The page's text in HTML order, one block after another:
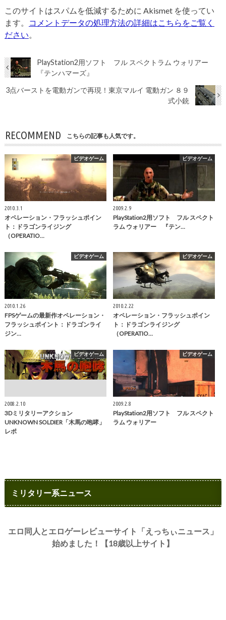
このサイトはスパムを低減するために Akismet を使ってい
ます。
コメントデータの処理方法の詳細はこちらをご覧く
ださい。
PlayStation2用ソフト フル スペクトラム ウォリアー
『テンハマーズ』
3点バーストを電動ガンで再現！東京マルイ 電動ガン ８９
式小銃
RECOMMEND こちらの記事も人気です。
ビデオゲーム
2010.3.1
オペレーション・フラッシュポイン
ト：ドラゴンライジング
（OPERATIO…
ビデオゲーム
2009.2.9
PlayStation2用ソフト フル スペクト
ラム ウォリアー 『テン…
ビデオゲーム
2010.1.26
FPSゲームの最新作オペレーション・
フラッシュポイント：ドラゴンライ
ジン…
ビデオゲーム
2010.2.22
オペレーション・フラッシュポイン
ト：ドラゴンライジング
（OPERATIO…
ビデオゲーム
2008.2.10
3Dミリタリーアクション
UNKNOWN SOLDIER「木馬の咆哮」
レポ
ビデオゲーム
2009.2.8
PlayStation2用ソフト フル スペクト
ラム ウォリアー
ミリタリー系ニュース
エロ同人とエロゲーレビューサイト「えっちぃニュース」
始めました！【18歳以上サイト】